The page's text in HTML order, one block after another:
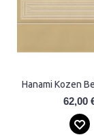
62,00